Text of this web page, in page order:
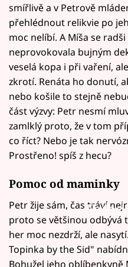
smířlivě a v Petrově
přehlédnout relikvie po
moc nelíbí. A Míša se
neprovokovala bujným
veselá kopa i při vaření,
zkrotí. Renáta ho donutí,
nebo košile to stejně
část výzvy: Petr nesmí
zamlklý proto, že v tom
co říct? Nebo je tak
Prostřeno! spíš z hecu?
Pomoc od maminky
Petr žije sám, čas tráví
proto se většinou
her moc nezdrží, ale
Topinka by the Sid"
Bohužel jeho oblíbenkyně